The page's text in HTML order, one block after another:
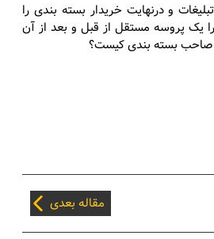
و درنهایت خریدار بسته بندی را
را یک پروسه مستقل از قبل و بعد از آن
صاحب بسته بندی کیست؟
مقاله بعدی